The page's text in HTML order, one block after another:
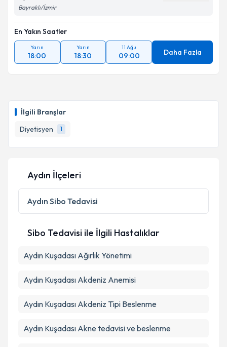
İlgili Branşlar
Diyetisyen
1
Bayraklı/İzmir
En Yakın Saatler
Yarın
18:00
Yarın
18:30
11 Ağu
09:00 Daha Fazla
Aydın İlçeleri
Aydın Sibo Tedavisi
Sibo Tedavisi ile İlgili Hastalıklar
Aydın Kuşadası Ağırlık Yönetimi
Aydın Kuşadası Akdeniz Anemisi
Aydın Kuşadası Akdeniz Tipi Beslenme
Aydın Kuşadası Akne tedavisi ve beslenme